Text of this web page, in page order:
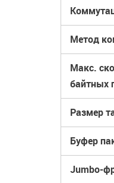
Метод
Макс.
байтных
Размер
Буфер
Jumbo-